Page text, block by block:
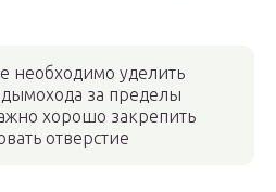
необходимо уделить
за пределы
хорошо закрепить
отверстие